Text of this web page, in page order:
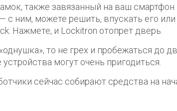
также завязанный на ваш смартфон
ним, можете решить, впускать его или
Нажмете, и Lockitron отопрет дверь.
то не грех и пробежаться до
могут очень пригодиться.
сейчас собирают средства на